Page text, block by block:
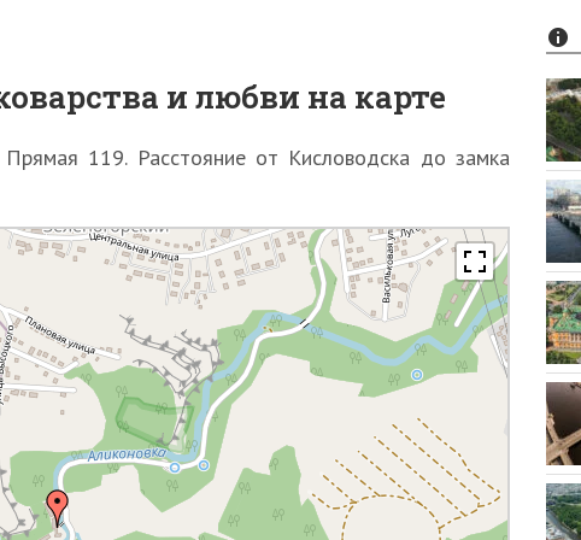
и любви на карте
119. Расстояние от Кисловодска до замка